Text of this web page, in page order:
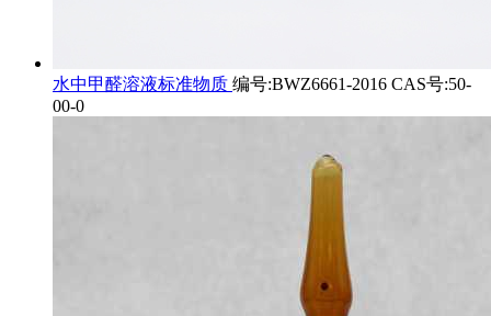
水中甲醛溶液标准物质 编号:BWZ6661-2016 CAS号:50-
00-0